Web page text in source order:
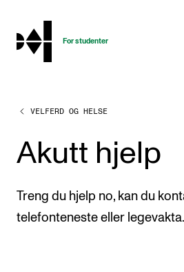
hjem
For studenter
STUDIENE
Eksamen, arbeidskrav og vitnemål
Studieplaner og emner
Studiekalender
Tilrettelegging og fritak
VELFERD OG HELSE
Akutt hjelp
Treng du hjelp no, kan du
telefonteneste eller legevakta.